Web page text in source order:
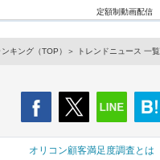
定額制動画配信
キング（TOP） トレンドニュース 一覧
オリコン顧客満足度調査とは